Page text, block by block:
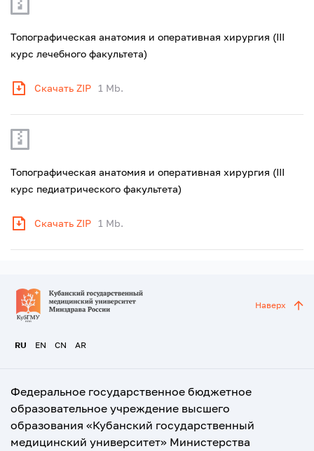
Топографическая анатомия и оперативная хирургия (III
курс лечебного факультета)
Скачать ZIP 1 Mb.
Топографическая анатомия и оперативная хирургия (III
курс педиатрического факультета)
Скачать ZIP 1 Mb.
RU EN CN AR
Наверх
Федеральное государственное бюджетное
образовательное учреждение высшего
образования «Кубанский государственный
медицинский университет» Министерства